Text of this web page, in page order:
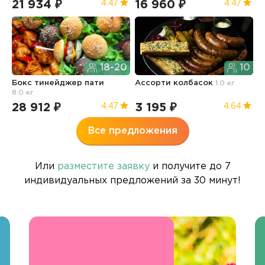
21 934 ₽ 4.47 16 960 ₽ 4.47
18-20
Бокс тинейджер пати
8.0 кг
28 912 ₽ 4.47
10
Ассорти колбасок1.0 кг
3 195 ₽ 4.64
Все предложения
Или разместите заявкуи получите до 7
индивидуальных предложений за 30 минут!